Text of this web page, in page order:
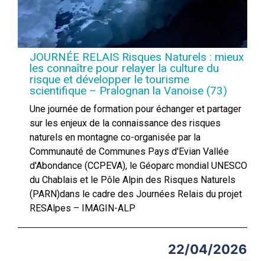
JOURNÉE RELAIS Risques Naturels : mieux
les connaître pour relayer la culture du
risque et développer le tourisme
scientifique – Pralognan la Vanoise (73)
Une journée de formation pour échanger et partager
sur les enjeux de la connaissance des risques
naturels en montagne co-organisée par la
Communauté de Communes Pays d'Evian Vallée
d'Abondance (CCPEVA), le Géoparc mondial UNESCO
du Chablais et le Pôle Alpin des Risques Naturels
(PARN)dans le cadre des Journées Relais du projet
RESAlpes – IMAGIN-ALP
22/04/2026